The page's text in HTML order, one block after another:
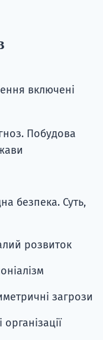
включені
Побудова
безпека. Суть,
розвиток
загрози